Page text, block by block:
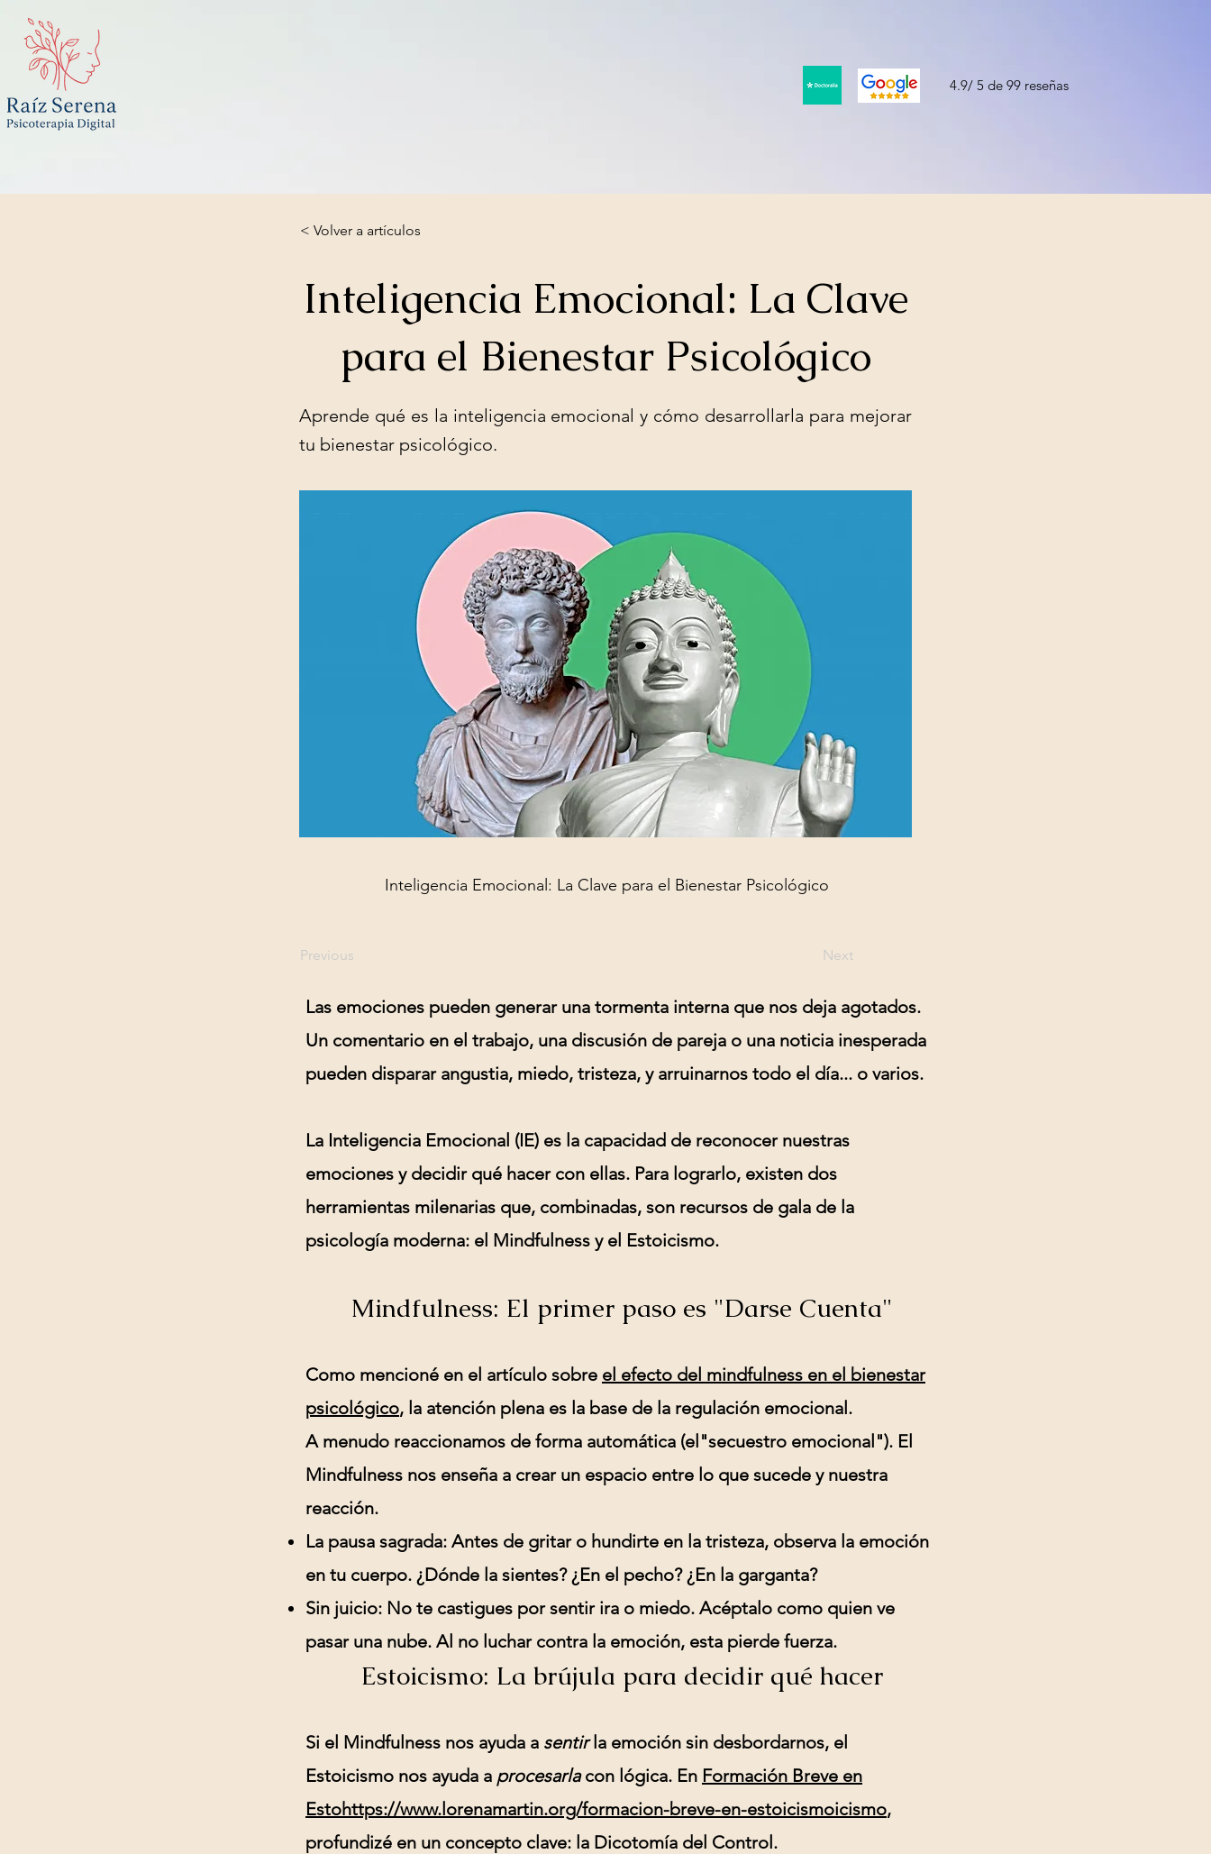
4.9/ 5 de 99 reseñas
< Volver a artículos
Inteligencia Emocional: La Clave
para el Bienestar Psicológico
Aprende qué es la inteligencia emocional y cómo desarrollarla para mejorar
tu bienestar psicológico.
Inteligencia Emocional: La Clave para el Bienestar Psicológico
Previous Next
Las emociones pueden generar una tormenta interna que nos deja agotados.
Un comentario en el trabajo, una discusión de pareja o una noticia inesperada
pueden disparar angustia, miedo, tristeza, y arruinarnos todo el día... o varios.
La Inteligencia Emocional (IE) es la capacidad de reconocer nuestras
emociones y decidir qué hacer con ellas. Para lograrlo, existen dos
herramientas milenarias que, combinadas, son recursos de gala de la
psicología moderna: el Mindfulness y el Estoicismo.
Mindfulness: El primer paso es "Darse Cuenta"
Como mencioné en el artículo sobre el efecto del mindfulness en el bienestar
psicológico, la atención plena es la base de la regulación emocional.
A menudo reaccionamos de forma automática (el"secuestro emocional"). El
Mindfulness nos enseña a crear un espacio entre lo que sucede y nuestra
reacción.
La pausa sagrada: Antes de gritar o hundirte en la tristeza, observa la emoción
en tu cuerpo. ¿Dónde la sientes? ¿En el pecho? ¿En la garganta?
Sin juicio: No te castigues por sentir ira o miedo. Acéptalo como quien ve
pasar una nube. Al no luchar contra la emoción, esta pierde fuerza.
Estoicismo: La brújula para decidir qué hacer
Si el Mindfulness nos ayuda a sentirla emoción sin desbordarnos, el
Estoicismo nos ayuda a procesarlacon lógica. En Formación Breve en
Estohttps://www.lorenamartin.org/formacion-breve-en-estoicismoicismo,
profundizé en un concepto clave: la Dicotomía del Control.